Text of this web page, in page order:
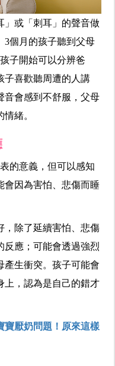
」或「刺耳」的聲音做
3個月的孩子聽到父母
子開始可以分辨爸
子喜歡聽周遭的人講
音會感到不舒服，父母
緒。
的意義，但可以感知
會因為害怕、悲傷而睡
，除了延續害怕、悲傷
反應；可能會透過強烈
產生衝突。孩子可能會
上，認為是自己的錯才
寶厭奶問題！原來這樣